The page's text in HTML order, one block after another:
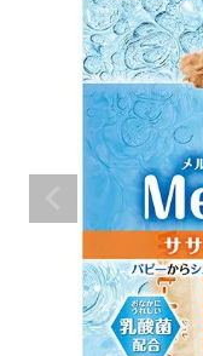
目的別に探す
SNS
ご利用案内
ACCOUNT MENU
ログイン